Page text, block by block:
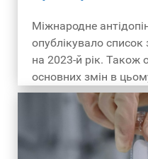
Міжнародне
опублікувало список
на 2023-й рік. Також
основних змін в
моніторінгу-2023.